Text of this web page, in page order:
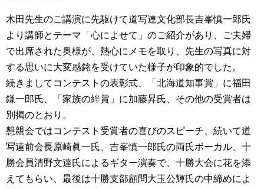
木田先生のご講演に先駆けて道写連文化部長吉峯慎一郎氏
より講師とテーマ「心によせて」のご紹介があり、ご夫婦
で出席された奥様が、熱心にメモを取り、先生の写真に対
する思いに大変感銘を受けていた様子が印象的でした。
続きましてコンテストの表彰式、「北海道知事賞」に福田
鎌一郎氏、「家族の絆賞」に加藤昇氏、その他の受賞者は
別掲のとおり。
懇親会ではコンテスト受賞者の喜びのスピーチ、続いて道
写連前会長原崎眞一氏、吉峯慎一郎氏の両氏ボーカル、十
勝会員清野文達氏によるギター演奏で、十勝大会に花を添
えてもらい、最後は十勝支部顧問大玉公輝氏の中締めによ